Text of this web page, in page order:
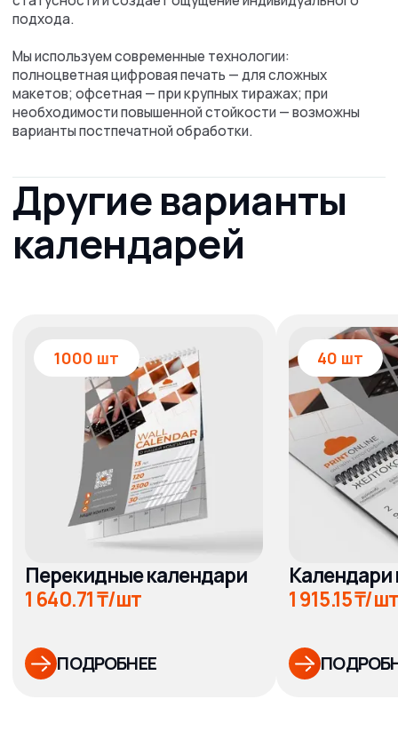
продукции
Работаем без посредников
и с минимальной наценкой
сотрудничества
Работаем с 2011 года. В нашем арсенале сотни
довольных клиентов и тысячи выполненных заказов
календарей
Мы можем напечатать готовые макеты
или разработать дизайн с нуля.
При отправке макетов на печать,
проверьте их на соответствие
техническим требованиям.
переведены
Форматы
файлов
pdf, eps,
tiff, png, cdr,
psd
Цветовая
модель
Нужна помощь
Смотреть все
технические требования